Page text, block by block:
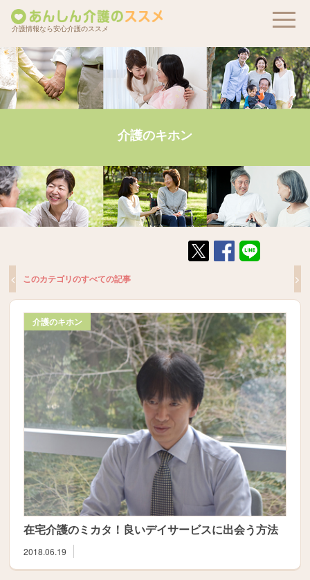
介護情報なら安心介護のススメ
介護のキホン
このカテゴリのすべての記事
介護のキホン
在宅介護のミカタ！良いデイサービスに出会う方法
2018.06.19